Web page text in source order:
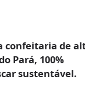
confeitaria de
Pará, 100%
sustentável.